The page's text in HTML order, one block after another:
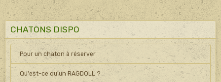
CHATONS DISPO
Pour un chaton à réserver
Qu'est-ce qu'un RAGDOLL ?